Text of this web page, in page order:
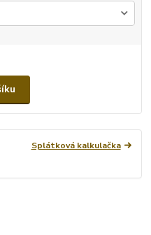
Splátková kalkulačka